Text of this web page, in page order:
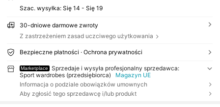
Szac. wysyłka: Się 14 - Się 19
30-dniowe darmowe zwroty
Z zastrzeżeniem zasad uczciwego użytkowania
Bezpieczne płatności · Ochrona prywatności
Marketplace
Sprzedaje i wysyła profesjonalny sprzedawca:
Sport wardrobes (przedsiębiorca)
Magazyn UE
Informacja o podziale obowiązków umownych
Aby zgłosić tego sprzedawcę i/lub produkt